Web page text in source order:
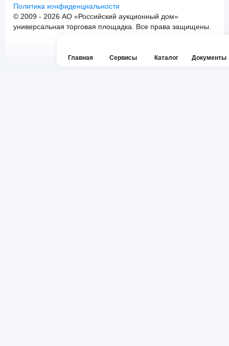
Главная Сервисы Каталог Документы
Политика конфиденциальности
© 2009 - 2026 АО «Российский аукционный дом»
универсальная торговая площадка. Все права защищены.